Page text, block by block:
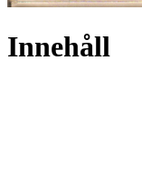
Innehåll